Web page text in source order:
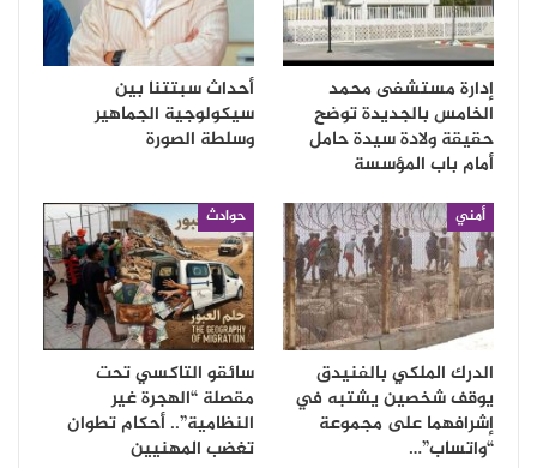
إدارة مستشفى محمد
الخامس بالجديدة توضح
حقيقة ولادة سيدة حامل
أمام باب المؤسسة
أحداث سبتتنا بين
سيكولوجية الجماهير
وسلطة الصورة
أمني
الدرك الملكي بالفنيدق
يوقف شخصين يشتبه في
إشرافهما على مجموعة
“واتساب”…
حوادث
سائقو التاكسي تحت
مقصلة “الهجرة غير
النظامية”.. أحكام تطوان
تغضب المهنيين